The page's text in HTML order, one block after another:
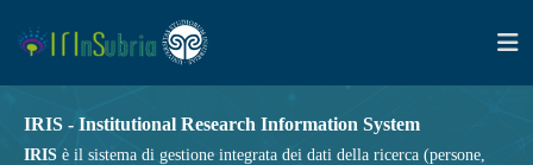
IRIS - Institutional Research Information System
IRIS è il sistema di gestione integrata dei dati della ricerca (persone,